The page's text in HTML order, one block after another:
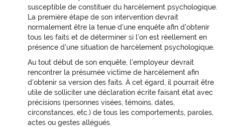
susceptible de constituer du harcèlement psychologique.
La première étape de son intervention devrait
normalement être la tenue d'une enquête afin d'obtenir
tous les faits et de déterminer si l'on est réellement en
présence d'une situation de harcèlement psychologique.
Au tout début de son enquête, l'employeur devrait
rencontrer la présumée victime de harcèlement afin
d'obtenir sa version des faits. À cet égard, il pourrait être
utile de solliciter une déclaration écrite faisant état avec
précisions (personnes visées, témoins, dates,
circonstances, etc.) de tous les comportements, paroles,
actes ou gestes allégués.